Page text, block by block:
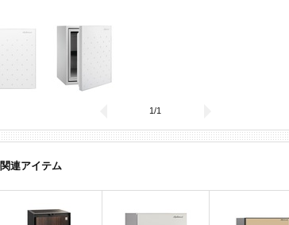
1/1
連アイテム